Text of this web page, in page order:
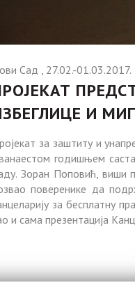
Сад , 27.02.-01.03.2017.
И
за заштиту и
годишњем
Зоран Поповић, виши
поверенике да
за бесплатну
и сама презентација